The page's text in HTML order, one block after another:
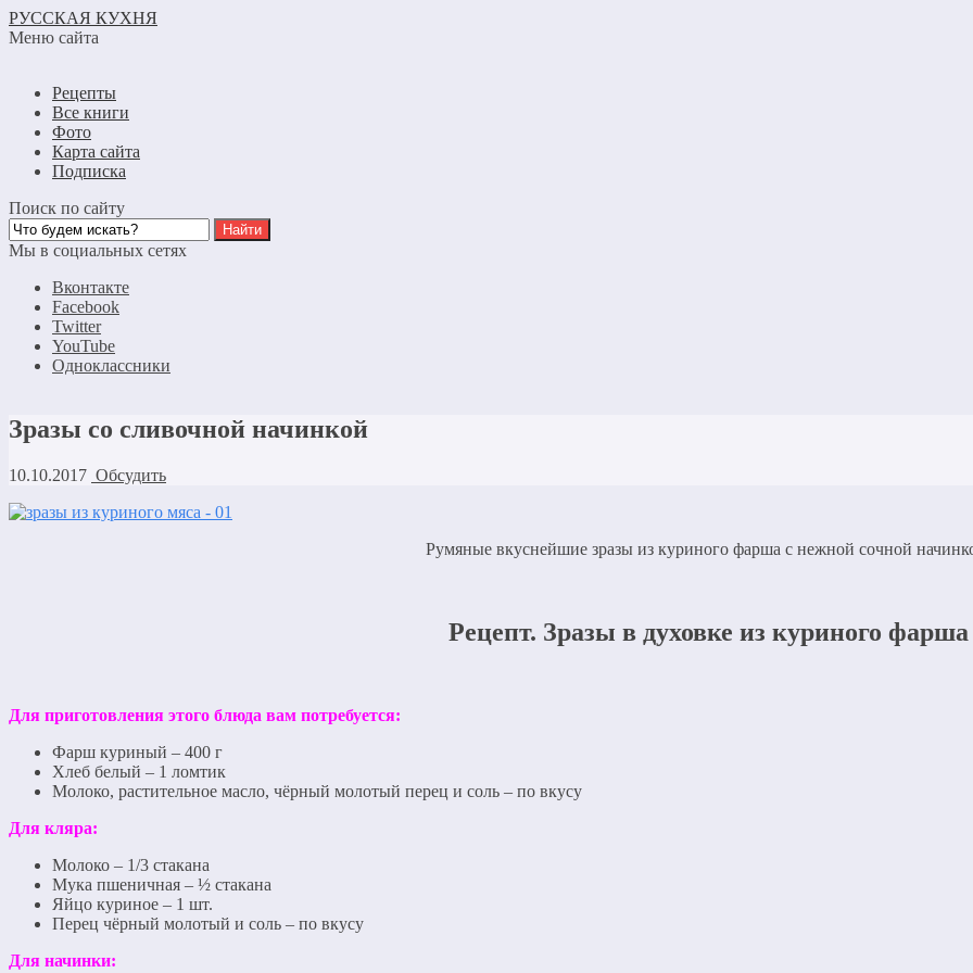
РУССКАЯ КУХНЯ
Меню сайта
Рецепты
Все книги
Фото
Карта сайта
Подписка
Поиск по сайту
Мы в социальных сетях
Вконтакте
Facebook
Twitter
YouTube
Одноклассники
Зразы со сливочной начинкой
10.10.2017 Обсудить
Румяные вкуснейшие зразы из куриного фарша с нежной сочной
Рецепт. Зразы в духовке из куриного фарша
Для приготовления этого блюда вам потребуется:
Фарш куриный – 400 г
Хлеб белый – 1 ломтик
Молоко, растительное масло, чёрный молотый перец и соль – по вкусу
Для кляра:
Молоко – 1/3 стакана
Мука пшеничная – ½ стакана
Яйцо куриное – 1 шт.
Перец чёрный молотый и соль – по вкусу
Для начинки: